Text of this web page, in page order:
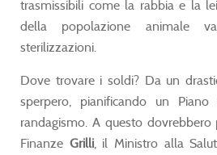
trasmissibili come la rabbia e la
della popolazione animale
sterilizzazioni.
Dove trovare i soldi? Da un
sperpero, pianificando un
randagismo. A questo
Finanze Grilli, il Ministro alla